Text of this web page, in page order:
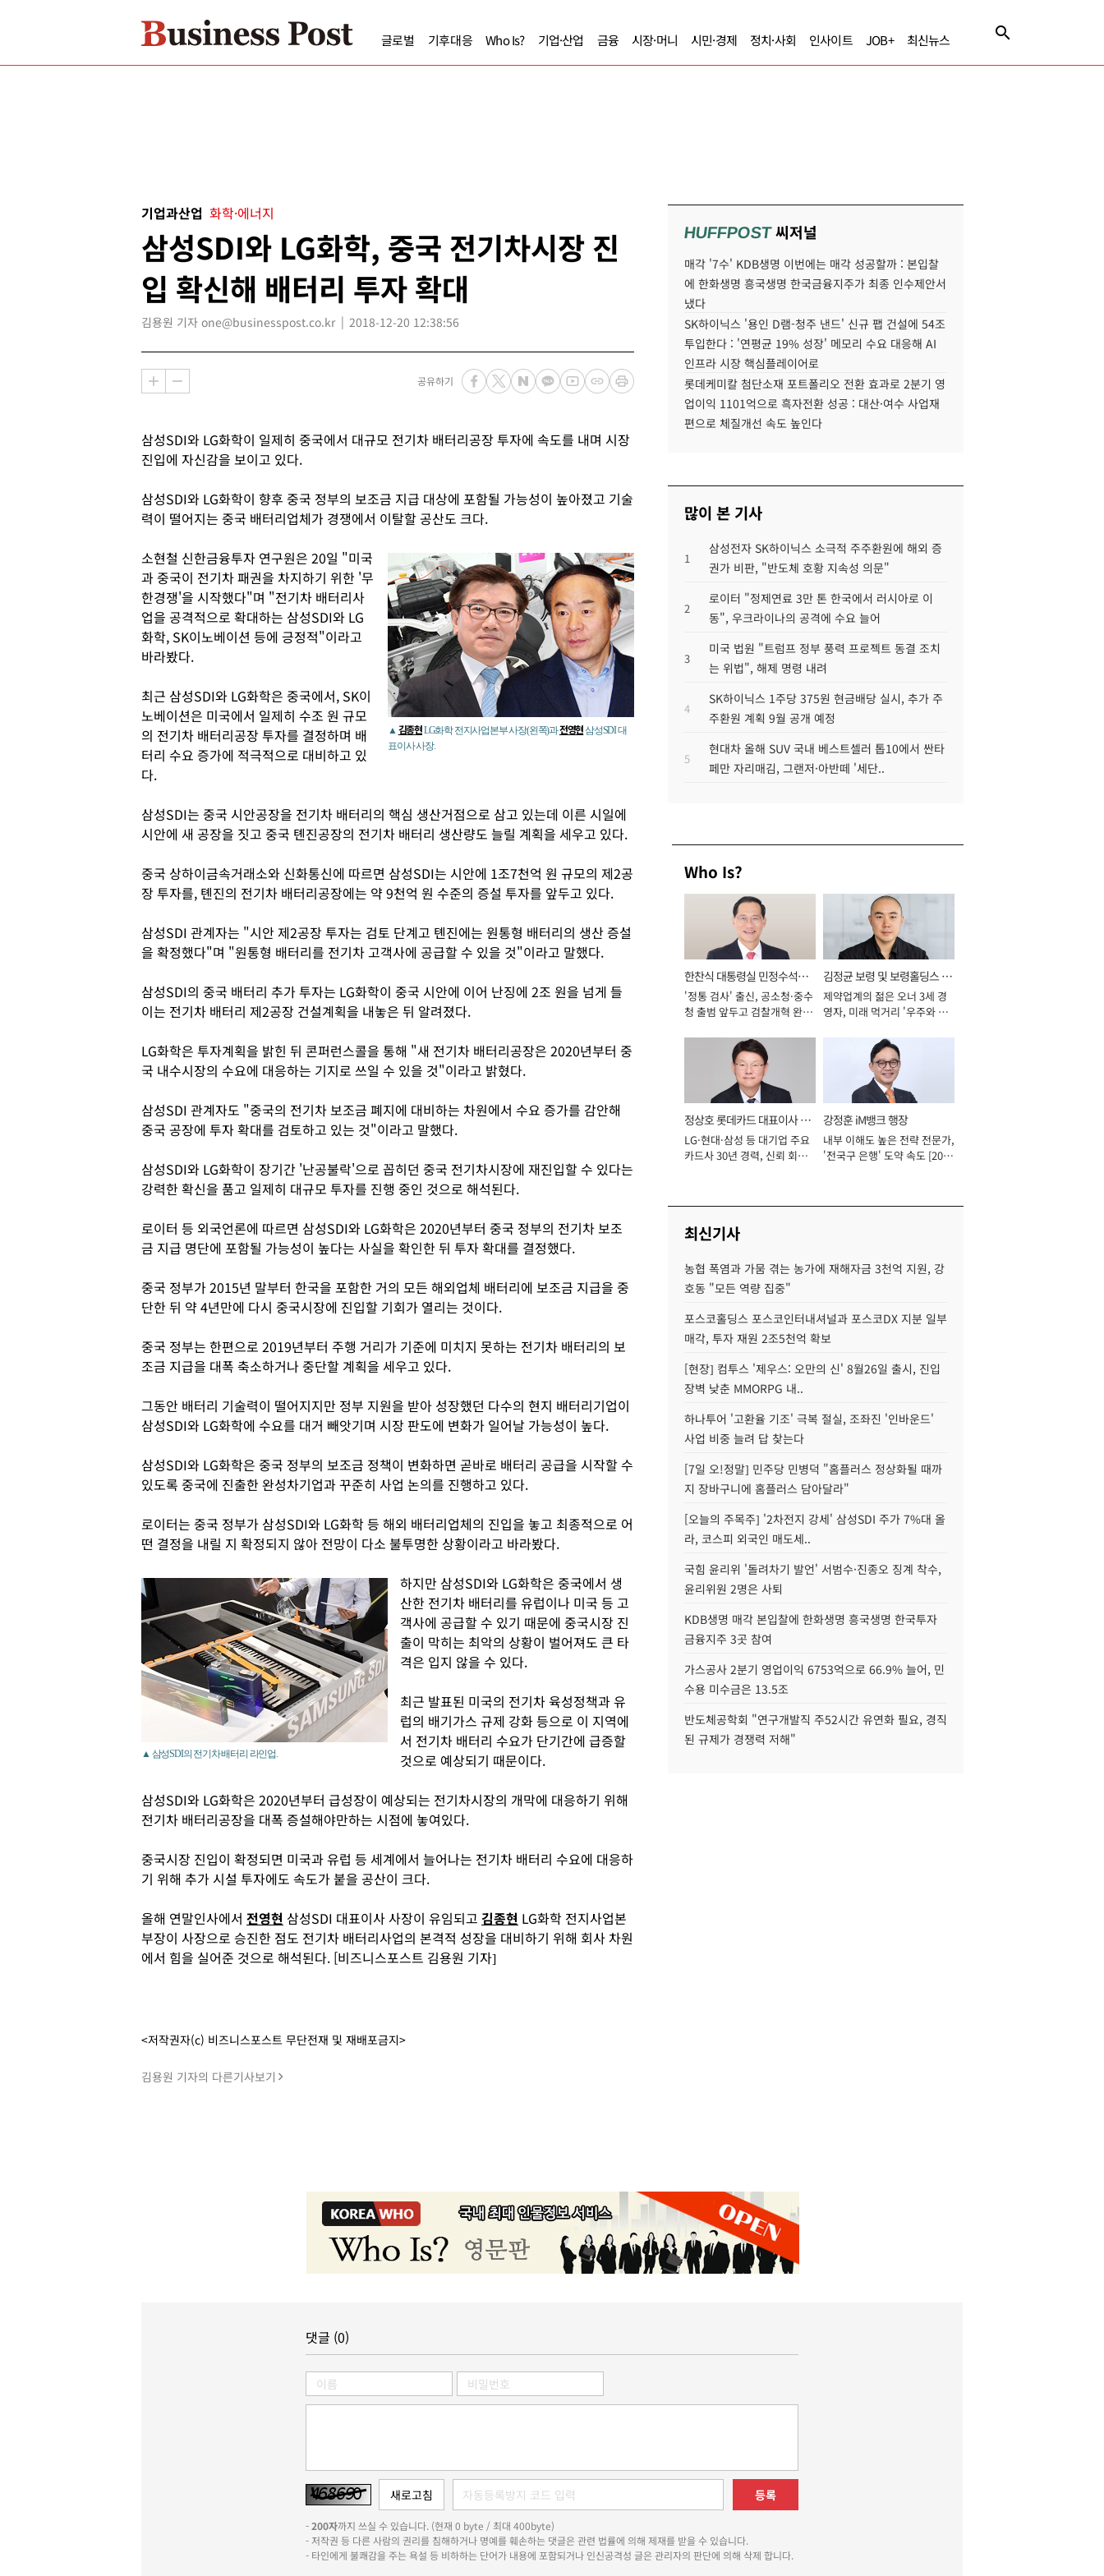
글로벌 기후대응 Who Is? 기업·산업 금융 시장·머니 시민·경제 정치·사회 인사이트 JOB+ 최신뉴스
기업과산업 화학·에너지
삼성SDI와 LG화학, 중국 전기차시장 진
입 확신해 배터리 투자 확대
김용원 기자 one@businesspost.co.kr 2018-12-20 12:38:56
공유하기
삼성SDI와 LG화학이 일제히 중국에서 대규모 전기차 배터리공장 투자에 속도를 내며 시장
진입에 자신감을 보이고 있다.
삼성SDI와 LG화학이 향후 중국 정부의 보조금 지급 대상에 포함될 가능성이 높아졌고 기술
력이 떨어지는 중국 배터리업체가 경쟁에서 이탈할 공산도 크다.
▲ 김종현LG화학 전지사업본부 사장(왼쪽)과전영현삼성SDI 대
표이사 사장.
소현철 신한금융투자 연구원은 20일 "미국
과 중국이 전기차 패권을 차지하기 위한 '무
한경쟁'을 시작했다"며 "전기차 배터리사
업을 공격적으로 확대하는 삼성SDI와 LG
화학, SK이노베이션 등에 긍정적"이라고
바라봤다.
최근 삼성SDI와 LG화학은 중국에서, SK이
노베이션은 미국에서 일제히 수조 원 규모
의 전기차 배터리공장 투자를 결정하며 배
터리 수요 증가에 적극적으로 대비하고 있
다.
삼성SDI는 중국 시안공장을 전기차 배터리의 핵심 생산거점으로 삼고 있는데 이른 시일에
시안에 새 공장을 짓고 중국 톈진공장의 전기차 배터리 생산량도 늘릴 계획을 세우고 있다.
중국 상하이금속거래소와 신화통신에 따르면 삼성SDI는 시안에 1조7천억 원 규모의 제2공
장 투자를, 톈진의 전기차 배터리공장에는 약 9천억 원 수준의 증설 투자를 앞두고 있다.
삼성SDI 관계자는 "시안 제2공장 투자는 검토 단계고 톈진에는 원통형 배터리의 생산 증설
을 확정했다"며 "원통형 배터리를 전기차 고객사에 공급할 수 있을 것"이라고 말했다.
삼성SDI의 중국 배터리 추가 투자는 LG화학이 중국 시안에 이어 난징에 2조 원을 넘게 들
이는 전기차 배터리 제2공장 건설계획을 내놓은 뒤 알려졌다.
LG화학은 투자계획을 밝힌 뒤 콘퍼런스콜을 통해 "새 전기차 배터리공장은 2020년부터 중
국 내수시장의 수요에 대응하는 기지로 쓰일 수 있을 것"이라고 밝혔다.
삼성SDI 관계자도 "중국의 전기차 보조금 폐지에 대비하는 차원에서 수요 증가를 감안해
중국 공장에 투자 확대를 검토하고 있는 것"이라고 말했다.
삼성SDI와 LG화학이 장기간 '난공불락'으로 꼽히던 중국 전기차시장에 재진입할 수 있다는
강력한 확신을 품고 일제히 대규모 투자를 진행 중인 것으로 해석된다.
로이터 등 외국언론에 따르면 삼성SDI와 LG화학은 2020년부터 중국 정부의 전기차 보조
금 지급 명단에 포함될 가능성이 높다는 사실을 확인한 뒤 투자 확대를 결정했다.
중국 정부가 2015년 말부터 한국을 포함한 거의 모든 해외업체 배터리에 보조금 지급을 중
단한 뒤 약 4년만에 다시 중국시장에 진입할 기회가 열리는 것이다.
중국 정부는 한편으로 2019년부터 주행 거리가 기준에 미치지 못하는 전기차 배터리의 보
조금 지급을 대폭 축소하거나 중단할 계획을 세우고 있다.
그동안 배터리 기술력이 떨어지지만 정부 지원을 받아 성장했던 다수의 현지 배터리기업이
삼성SDI와 LG화학에 수요를 대거 빼앗기며 시장 판도에 변화가 일어날 가능성이 높다.
삼성SDI와 LG화학은 중국 정부의 보조금 정책이 변화하면 곧바로 배터리 공급을 시작할 수
있도록 중국에 진출한 완성차기업과 꾸준히 사업 논의를 진행하고 있다.
로이터는 중국 정부가 삼성SDI와 LG화학 등 해외 배터리업체의 진입을 놓고 최종적으로 어
떤 결정을 내릴 지 확정되지 않아 전망이 다소 불투명한 상황이라고 바라봤다.
▲ 삼성SDI의 전기차 배터리 라인업.
하지만 삼성SDI와 LG화학은 중국에서 생
산한 전기차 배터리를 유럽이나 미국 등 고
객사에 공급할 수 있기 때문에 중국시장 진
출이 막히는 최악의 상황이 벌어져도 큰 타
격은 입지 않을 수 있다.
최근 발표된 미국의 전기차 육성정책과 유
럽의 배기가스 규제 강화 등으로 이 지역에
서 전기차 배터리 수요가 단기간에 급증할
것으로 예상되기 때문이다.
삼성SDI와 LG화학은 2020년부터 급성장이 예상되는 전기차시장의 개막에 대응하기 위해
전기차 배터리공장을 대폭 증설해야만하는 시점에 놓여있다.
중국시장 진입이 확정되면 미국과 유럽 등 세계에서 늘어나는 전기차 배터리 수요에 대응하
기 위해 추가 시설 투자에도 속도가 붙을 공산이 크다.
올해 연말인사에서 전영현 삼성SDI 대표이사 사장이 유임되고 김종현 LG화학 전지사업본
부장이 사장으로 승진한 점도 전기차 배터리사업의 본격적 성장을 대비하기 위해 회사 차원
에서 힘을 실어준 것으로 해석된다. [비즈니스포스트 김용원 기자]
<저작권자(c) 비즈니스포스트 무단전재 및 재배포금지>
김용원 기자의 다른기사보기
HUFFPOST씨저널
매각 '7수' KDB생명 이번에는 매각 성공할까 : 본입찰
에 한화생명 흥국생명 한국금융지주가 최종 인수제안서
냈다
SK하이닉스 '용인 D램-청주 낸드' 신규 팹 건설에 54조
투입한다 : '연평균 19% 성장' 메모리 수요 대응해 AI
인프라 시장 핵심플레이어로
롯데케미칼 첨단소재 포트폴리오 전환 효과로 2분기 영
업이익 1101억으로 흑자전환 성공 : 대산·여수 사업재
편으로 체질개선 속도 높인다
많이 본 기사
1
삼성전자 SK하이닉스 소극적 주주환원에 해외 증
권가 비판, "반도체 호황 지속성 의문"
2
로이터 "정제연료 3만 톤 한국에서 러시아로 이
동", 우크라이나의 공격에 수요 늘어
3
미국 법원 "트럼프 정부 풍력 프로젝트 동결 조치
는 위법", 해제 명령 내려
4
SK하이닉스 1주당 375원 현금배당 실시, 추가 주
주환원 계획 9월 공개 예정
5
현대차 올해 SUV 국내 베스트셀러 톱10에서 싼타
페만 자리매김, 그랜저·아반떼 '세단..
Who Is?
한찬식 대통령실 민정수석비
서관
'정통 검사' 출신, 공소청·중수
청 출범 앞두고 검찰개혁 완수
김정균 보령 및 보령홀딩스 대
표이사 사장
제약업계의 젊은 오너 3세 경
영자, 미래 먹거리 '우주와 헬
정상호 롯데카드 대표이사 사
장
LG·현대·삼성 등 대기업 주요
카드사 30년 경력, 신뢰 회복
강정훈 iM뱅크 행장
내부 이해도 높은 전략 전문가,
'전국구 은행' 도약 속도 [2026
최신기사
농협 폭염과 가뭄 겪는 농가에 재해자금 3천억 지원, 강
호동 "모든 역량 집중"
포스코홀딩스 포스코인터내셔널과 포스코DX 지분 일부
매각, 투자 재원 2조5천억 확보
[현장] 컴투스 '제우스: 오만의 신' 8월26일 출시, 진입
장벽 낮춘 MMORPG 내..
하나투어 '고환율 기조' 극복 절실, 조좌진 '인바운드'
사업 비중 늘려 답 찾는다
[7일 오!정말] 민주당 민병덕 "홈플러스 정상화될 때까
지 장바구니에 홈플러스 담아달라"
[오늘의 주목주] '2차전지 강세' 삼성SDI 주가 7%대 올
라, 코스피 외국인 매도세..
국힘 윤리위 '돌려차기 발언' 서범수·진종오 징계 착수,
윤리위원 2명은 사퇴
KDB생명 매각 본입찰에 한화생명 흥국생명 한국투자
금융지주 3곳 참여
가스공사 2분기 영업이익 6753억으로 66.9% 늘어, 민
수용 미수금은 13.5조
반도체공학회 "연구개발직 주52시간 유연화 필요, 경직
된 규제가 경쟁력 저해"
댓글 (0)
등록
-200자까지 쓰실 수 있습니다. (현재 0 byte / 최대 400byte)
- 저작권 등 다른 사람의 권리를 침해하거나 명예를 훼손하는 댓글은 관련 법률에 의해 제재를 받을 수 있습니다.
- 타인에게 불쾌감을 주는 욕설 등 비하하는 단어가 내용에 포함되거나 인신공격성 글은 관리자의 판단에 의해 삭제 합니다.